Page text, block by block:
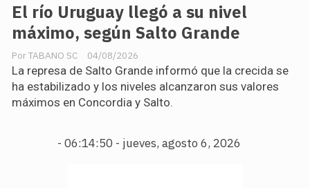
El río Uruguay llegó a su nivel
máximo, según Salto Grande
TABANO SC 04/08/2026
La represa de Salto Grande informó que la crecida se
ha estabilizado y los niveles alcanzaron sus valores
máximos en Concordia y Salto.
- 06:14:51 - jueves, agosto 6, 2026